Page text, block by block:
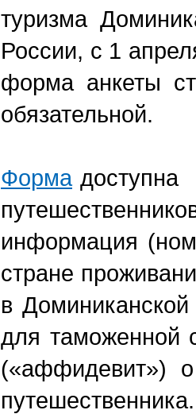
туризма
России, с 1
форма анкеты
обязательной.
Формадоступна
информация
стране
в
для таможенной
(«аффидевит») о
путешественника.